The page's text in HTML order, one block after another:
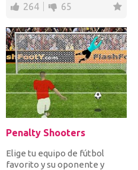
264 65
Penalty Shooters
Elige tu equipo de fútbol
favorito y su oponente y